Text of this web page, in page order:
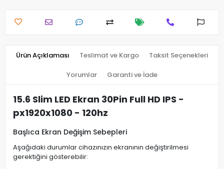
Ürün Açıklaması Teslimat ve Kargo Taksit Seçenekleri
Yorumlar Garanti ve İade
15.6 Slim LED Ekran 30Pin Full HD IPS -
px1920x1080 - 120hz
Başlıca Ekran Değişim Sebepleri
Aşağıdaki durumlar cihazınızın ekranının değiştirilmesi
gerektiğini gösterebilir: